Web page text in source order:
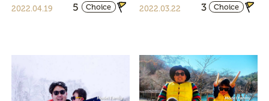
2022.04.19 5 Choice 2022.03.22 3 Choice